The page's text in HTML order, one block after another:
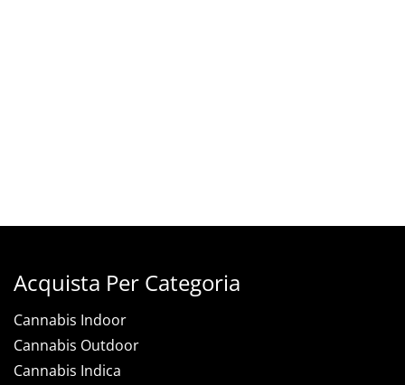
Acquista Per Categoria
Cannabis Indoor
Cannabis Outdoor
Cannabis Indica